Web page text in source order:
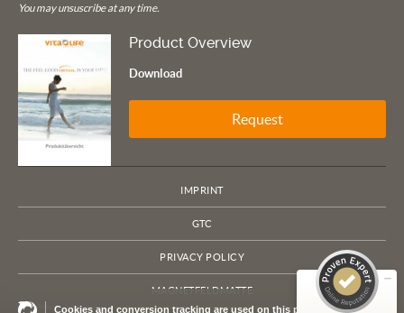
Cookies and conversion tracking are used on this page. By using this
You may unsuscribe at any time.
Product Overview
Download
Request
IMPRINT
GTC
PRIVACY POLICY
MAGNETFELDMATTE
VITA LIFE Europe
100%
EXCELLENT
4.79 / 5.00